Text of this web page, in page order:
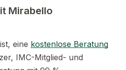
Mirabello
eine kostenlose Beratung
IMC-Mitglied- und